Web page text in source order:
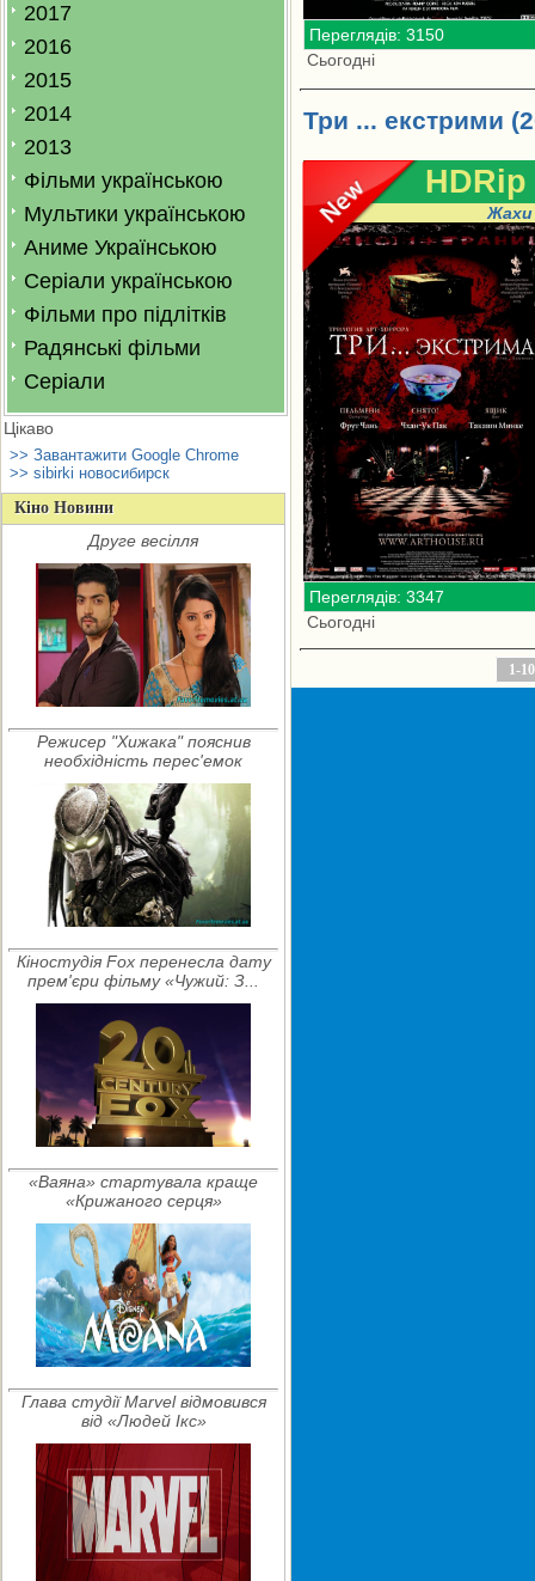
2017
2016
2015
2014
2013
Фільми українською
Мультики українською
Аниме Українською
Серіали українською
Фільми про підлітків
Радянські фільми
Серіали
Цікаво
>> Завантажити Google Chrome
>> sibirki новосибирск
Кіно Новини
Друге весілля
Режисер "Хижака" пояснив
необхідність перес'емок
Кіностудія Fox перенесла дату
прем'єри фільму «Чужий: З...
«Ваяна» стартувала краще
«Крижаного серця»
Глава студії Marvel відмовився
від «Людей Ікс»
Переглядів: 3150
Сьогодні
Три ... екстрими
HDRip
Жахи
Переглядів: 3347
Сьогодні
1-10